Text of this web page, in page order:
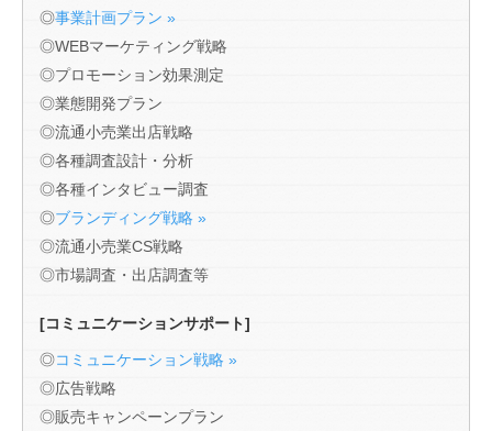
◎事業計画プラン »
◎WEBマーケティング戦略
◎プロモーション効果測定
◎業態開発プラン
◎流通小売業出店戦略
◎各種調査設計・分析
◎各種インタビュー調査
◎ブランディング戦略 »
◎流通小売業CS戦略
◎市場調査・出店調査等
[コミュニケーションサポート]
◎コミュニケーション戦略 »
◎広告戦略
◎販売キャンペーンプラン